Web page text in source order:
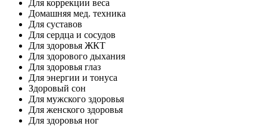
Для коррекции веса
Домашняя мед. техника
Для суставов
Для сердца и сосудов
Для здоровья ЖКТ
Для здорового дыхания
Для здоровья глаз
Для энергии и тонуса
Здоровый сон
Для мужского здоровья
Для женского здоровья
Для здоровья ног